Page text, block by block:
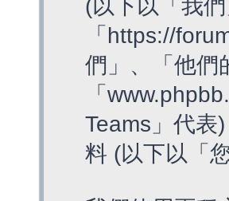
(以下以「我
「https://
們」、「他們
「
Teams」代表
料 (以下以「